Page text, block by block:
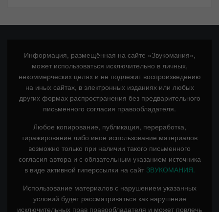
Информация, размещённая на сайте «Звукомания»,
может использоваться исключительно в личных,
некоммерческих целях и не подлежит воспроизведению
на иных сайтах, в электронных изданиях или любых
других формах распространения без предварительного
письменного согласия правообладателя.
Любое копирование, публикация, переработка,
тиражирование либо иное использование материалов
возможно только при наличии такого письменного
согласия автора и с обязательным указанием источника
в виде активной гиперссылки на сайт ЗВУКОМАНИЯ.
Использование материалов с нарушением указанных
условий будет рассматриваться как нарушение
исключительных прав правообладателя и может повлечь